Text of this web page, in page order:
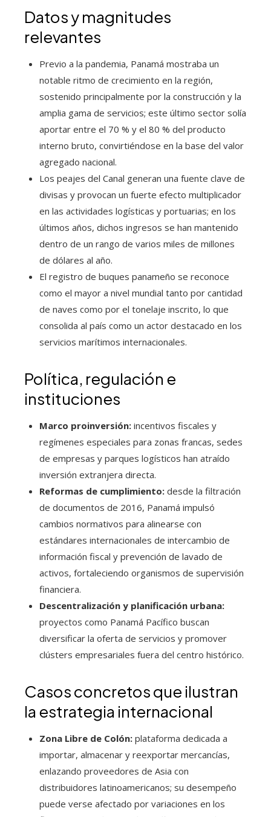
Datos y magnitudes
relevantes
Previo a la pandemia, Panamá mostraba un
notable ritmo de crecimiento en la región,
sostenido principalmente por la construcción y la
amplia gama de servicios; este último sector solía
aportar entre el 70 % y el 80 % del producto
interno bruto, convirtiéndose en la base del valor
agregado nacional.
Los peajes del Canal generan una fuente clave de
divisas y provocan un fuerte efecto multiplicador
en las actividades logísticas y portuarias; en los
últimos años, dichos ingresos se han mantenido
dentro de un rango de varios miles de millones
de dólares al año.
El registro de buques panameño se reconoce
como el mayor a nivel mundial tanto por cantidad
de naves como por el tonelaje inscrito, lo que
consolida al país como un actor destacado en los
servicios marítimos internacionales.
Política, regulación e
instituciones
Marco proinversión: incentivos fiscales y
regímenes especiales para zonas francas, sedes
de empresas y parques logísticos han atraído
inversión extranjera directa.
Reformas de cumplimiento: desde la filtración
de documentos de 2016, Panamá impulsó
cambios normativos para alinearse con
estándares internacionales de intercambio de
información fiscal y prevención de lavado de
activos, fortaleciendo organismos de supervisión
financiera.
Descentralización y planificación urbana:
proyectos como Panamá Pacífico buscan
diversificar la oferta de servicios y promover
clústers empresariales fuera del centro histórico.
Casos concretos que ilustran
la estrategia internacional
Zona Libre de Colón: plataforma dedicada a
importar, almacenar y reexportar mercancías,
enlazando proveedores de Asia con
distribuidores latinoamericanos; su desempeño
puede verse afectado por variaciones en los